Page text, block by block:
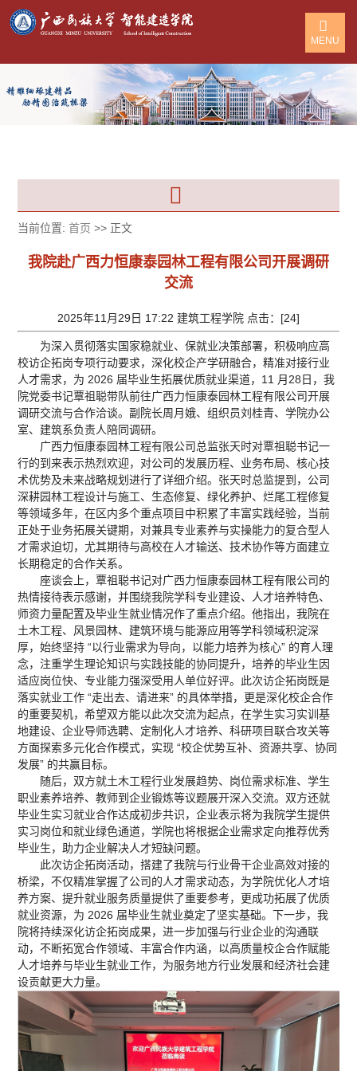
MENU
当前位置:首页 >> 正文
我院赴广西力恒康泰园林工程有限公司开展调研
交流
2025年11月29日 17:22 建筑工程学院 点击：[24]
为深入贯彻落实国家稳就业、保就业决策部署，积极响应高
校访企拓岗专项行动要求，深化校企产学研融合，精准对接行业
人才需求，为 2026 届毕业生拓展优质就业渠道，11 月28日，我
院党委书记覃祖聪带队前往广西力恒康泰园林工程有限公司开展
调研交流与合作洽谈。副院长周月娥、组织员刘桂青、学院办公
室、建筑系负责人陪同调研。
广西力恒康泰园林工程有限公司总监张天时对覃祖聪书记一
行的到来表示热烈欢迎，对公司的发展历程、业务布局、核心技
术优势及未来战略规划进行了详细介绍。张天时总监提到，公司
深耕园林工程设计与施工、生态修复、绿化养护、烂尾工程修复
等领域多年，在区内多个重点项目中积累了丰富实践经验，当前
正处于业务拓展关键期，对兼具专业素养与实操能力的复合型人
才需求迫切，尤其期待与高校在人才输送、技术协作等方面建立
长期稳定的合作关系。
座谈会上，覃祖聪书记对广西力恒康泰园林工程有限公司的
热情接待表示感谢，并围绕我院学科专业建设、人才培养特色、
师资力量配置及毕业生就业情况作了重点介绍。他指出，我院在
土木工程、风景园林、建筑环境与能源应用等学科领域积淀深
厚，始终坚持 “以行业需求为导向，以能力培养为核心” 的育人理
念，注重学生理论知识与实践技能的协同提升，培养的毕业生因
适应岗位快、专业能力强深受用人单位好评。此次访企拓岗既是
落实就业工作 “走出去、请进来” 的具体举措，更是深化校企合作
的重要契机，希望双方能以此次交流为起点，在学生实习实训基
地建设、企业导师选聘、定制化人才培养、科研项目联合攻关等
方面探索多元化合作模式，实现 “校企优势互补、资源共享、协同
发展” 的共赢目标。
随后，双方就土木工程行业发展趋势、岗位需求标准、学生
职业素养培养、教师到企业锻炼等议题展开深入交流。双方还就
毕业生实习就业合作达成初步共识，企业表示将为我院学生提供
实习岗位和就业绿色通道，学院也将根据企业需求定向推荐优秀
毕业生，助力企业解决人才短缺问题。
此次访企拓岗活动，搭建了我院与行业骨干企业高效对接的
桥梁，不仅精准掌握了公司的人才需求动态，为学院优化人才培
养方案、提升就业服务质量提供了重要参考，更成功拓展了优质
就业资源，为 2026 届毕业生就业奠定了坚实基础。下一步，我
院将持续深化访企拓岗成果，进一步加强与行业企业的沟通联
动，不断拓宽合作领域、丰富合作内涵，以高质量校企合作赋能
人才培养与毕业生就业工作，为服务地方行业发展和经济社会建
设贡献更大力量。